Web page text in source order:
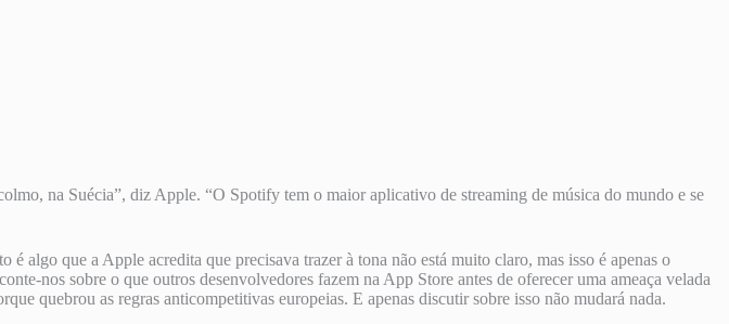
na Suécia”, diz Apple. “O Spotify tem o maior aplicativo de streaming de música do mundo e se
algo que a Apple acredita que precisava trazer à tona não está muito claro, mas isso é apenas o
nos sobre o que outros desenvolvedores fazem na App Store antes de oferecer uma ameaça velada
quebrou as regras anticompetitivas europeias. E apenas discutir sobre isso não mudará nada.